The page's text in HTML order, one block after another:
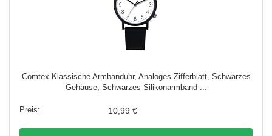
Comtex Klassische Armbanduhr, Analoges Zifferblatt, Schwarzes
Gehäuse, Schwarzes Silikonarmband ...
10,99 €